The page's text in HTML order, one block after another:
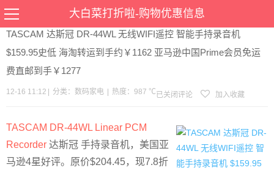
大白菜打折啦-购物优惠信息
当前位置： 优惠>数码家电>文章详情
TASCAM 达斯冠 DR-44WL 无线WIFI遥控 智能手持录音机
$159.95史低 海淘转运到手约￥1162 亚马逊中国Prime会员免运
费直邮到手￥1277
12-16 11:12 分类： 数码家电 热度：987 ℃ 已关闭评论 加入收藏
TASCAM DR-44WL Linear PCM
Recorder 达斯冠 手持录音机，美国亚
马逊4星好评。原价$204.45，现7.8折